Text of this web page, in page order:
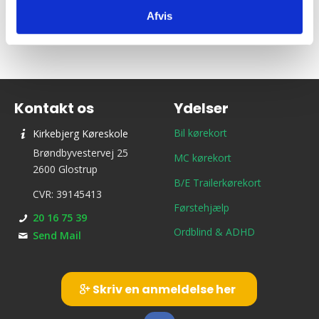
Afvis
Kontakt os
Kirkebjerg Køreskole
Brøndbyvestervej 25
2600 Glostrup
CVR: 39145413
20 16 75 39
Send Mail
Ydelser
Bil kørekort
MC kørekort
B/E Trailerkørekort
Førstehjælp
Ordblind & ADHD
Skriv en anmeldelse her